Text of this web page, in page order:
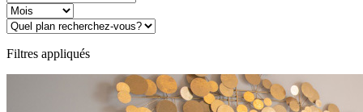
Filtres appliqués